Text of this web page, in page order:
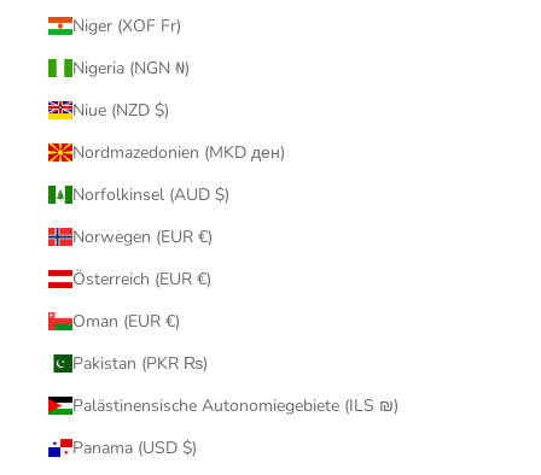
Niger (XOF Fr)
Nigeria (NGN ₦)
Niue (NZD $)
Nordmazedonien (MKD ден)
Norfolkinsel (AUD $)
Norwegen (EUR €)
Österreich (EUR €)
Oman (EUR €)
Pakistan (PKR ₨)
Palästinensische Autonomiegebiete (ILS ₪)
Panama (USD $)